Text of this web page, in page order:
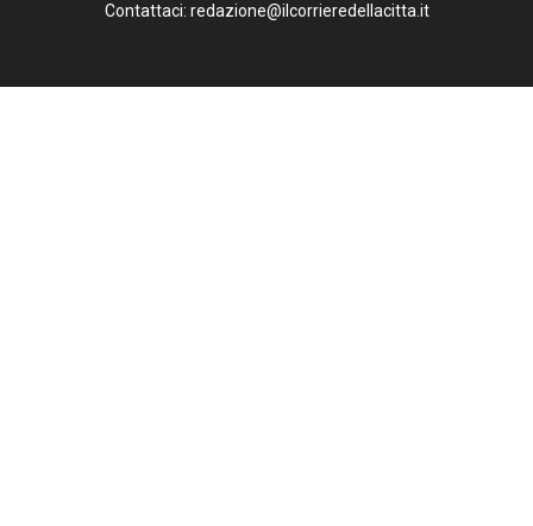
Contattaci: redazione@ilcorrieredellacitta.it